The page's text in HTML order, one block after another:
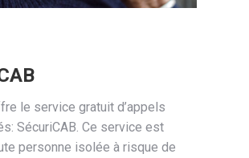
le service gratuit d’appels
SécuriCAB. Ce service est
personne isolée à risque de